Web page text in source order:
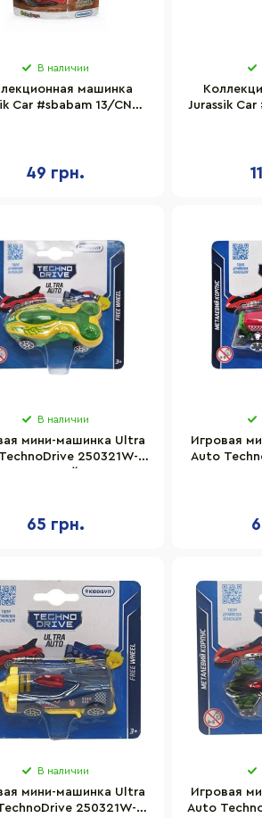
В наличии
машинка
Car #sbabam 13/CN23
49 грн.
Jurassik Car
В наличии
мини-машинка Ultra
250321W-4
65 грн.
Игровая
Auto
В наличии
мини-машинка Ultra
250321W-11
Игровая
Auto